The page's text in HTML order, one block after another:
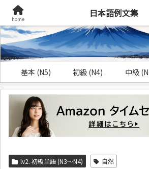
基本 (N5) 初級 (N4) 中級
lv2. 初級単語 (N3～N4) 自然
home
日本語例文集